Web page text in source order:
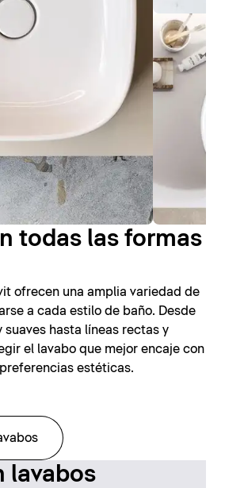
todas las formas
ofrecen una amplia variedad de
a cada estilo de baño. Desde
suaves hasta líneas rectas y
el lavabo que mejor encaje con
estéticas.
lavabos